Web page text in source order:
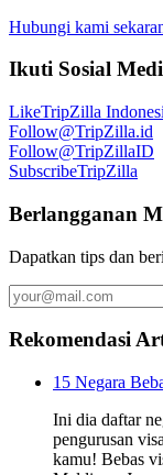
Hubungi kami
Ikuti Sosial
LikeTripZilla
Follow@TripZilla.id
Follow@TripZillaID
SubscribeTripZilla
Berlangganan
Dapatkan tips dan
Rekomendasi
15 Negara
Ini dia daftar
pengurusan
kamu! Bebas